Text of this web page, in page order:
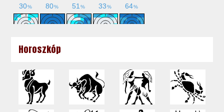
Horoszkóp